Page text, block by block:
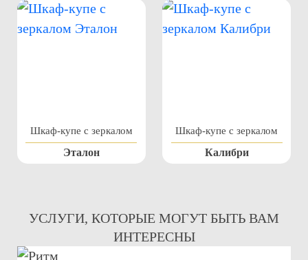
Шкаф-купе с зеркалом
Эталон
Шкаф-купе с зеркалом
Калибри
УСЛУГИ, КОТОРЫЕ МОГУТ БЫТЬ ВАМ
ИНТЕРЕСНЫ